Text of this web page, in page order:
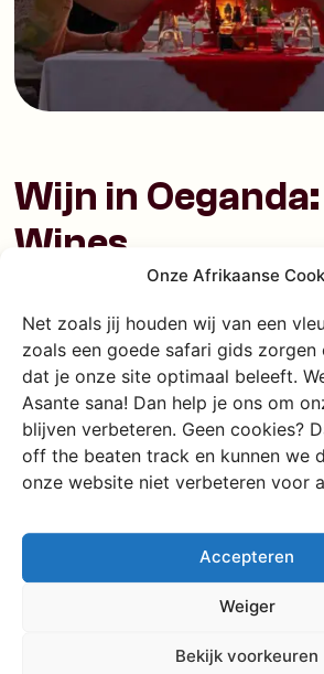
Onze Afrikaanse
Net zoals jij houden wij van een
zoals een goede safari gids
dat je onze site optimaal beleeft.
Asante sana! Dan help je ons om
blijven verbeteren. Geen cookies?
off the beaten track en kunnen we
onze website niet verbeteren voor
Accepteren
Weiger
Bekijk voorkeuren
Wijn in
Wines
wijnmerk van Oegandaen wordt
Ukkonika, een inspirerende vrouw
werd aangewakkerd door haar
begon met het maken van rode wijn
maar toen de vraag naar witte wijn
een creatieve oplossing: ananas.
Smaak: Licht zuur met een
Aroma: Tropische vruchten,
Samenstelling: verrassende
vrijwel elk denkbaar ingrediënt
kom je Oegandese wijnen tegen